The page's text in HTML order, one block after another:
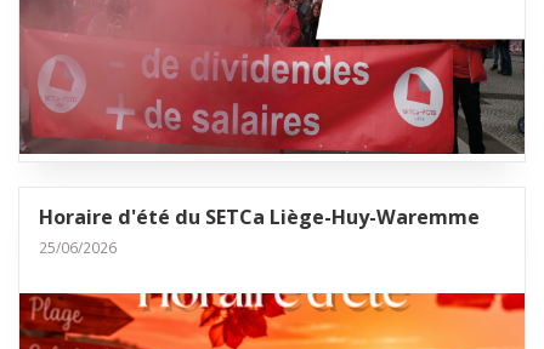
Horaire d'été du SETCa Liège-Huy-Waremme
25/06/2026